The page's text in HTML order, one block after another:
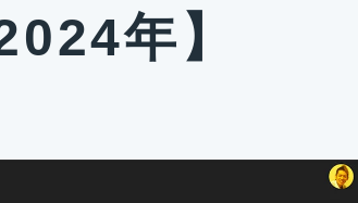
年】